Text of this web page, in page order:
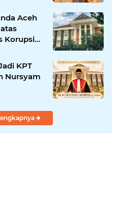
Aceh
Korupsi
KPT
Nursyam